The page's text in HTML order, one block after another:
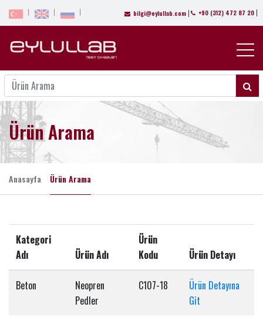
bilgi@eylullab.com +90 (312) 472 87 20
Ürün Arama
Anasayfa Ürün Arama
Kategori
Adı
Ürün Adı
Ürün
Kodu
Ürün Detayı
Beton
Neopren
Pedler
C107-18
Ürün Detayına
Git